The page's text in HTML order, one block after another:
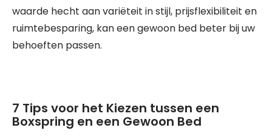
waarde hecht aan variëteit in stijl, prijsflexibiliteit en
ruimtebesparing, kan een gewoon bed beter bij uw
behoeften passen.
7 Tips voor het Kiezen tussen een
Boxspring en een Gewoon Bed